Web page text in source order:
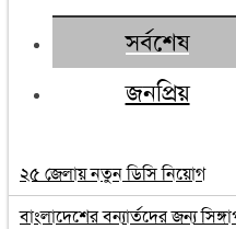
সর্বশেষ
জনপ্রিয়
২৫ জেলায় নতুন ডিসি নিয়োগ
বাংলাদেশের বন্যার্তদের জন্য